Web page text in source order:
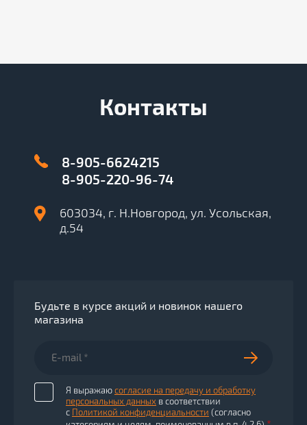
Контакты
8-905-6624215
8-905-220-96-74
603034, г. Н.Новгород, ул. Усольская,
д.54
Будьте в курсе акций и новинок нашего
магазина
Я выражаюсогласие на передачу и обработку
персональных данных в соответствии
с Политикой конфиденциальности (согласно